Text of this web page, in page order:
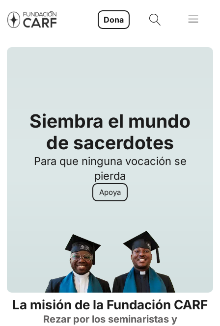
Dona
Siembra el mundo
de sacerdotes
Para que ninguna vocación se
pierda
Apoya
La misión de la Fundación CARF
Rezar por los seminaristas y